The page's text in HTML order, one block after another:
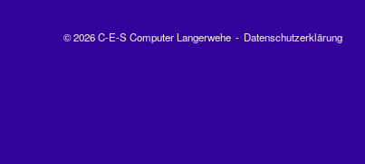
© 2026 C-E-S Computer Langerwehe Datenschutzerklärung